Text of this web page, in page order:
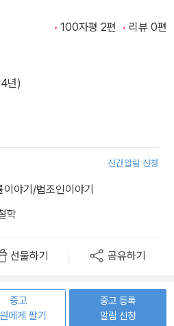
100자평 2편 리뷰 0편
년)
신간알림 신청
이야기/법조인이야기
학
선물하기 공유하기
중고
에게 팔기
중고 등록
알림 신청